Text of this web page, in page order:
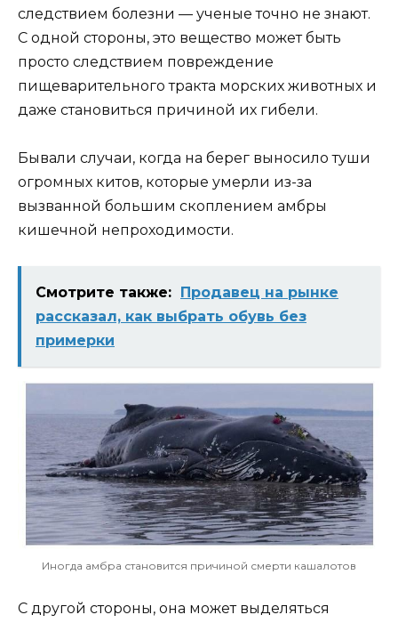
следствием болезни — ученые точно не знают.
С одной стороны, это вещество может быть
просто следствием повреждение
пищеварительного тракта морских животных и
даже становиться причиной их гибели.
Бывали случаи, когда на берег выносило туши
огромных китов, которые умерли из-за
вызванной большим скоплением амбры
кишечной непроходимости.
Смотрите также:
Продавец на рынке
рассказал, как выбрать обувь без
примерки
Иногда амбра становится причиной смерти кашалотов
С другой стороны, она может выделяться